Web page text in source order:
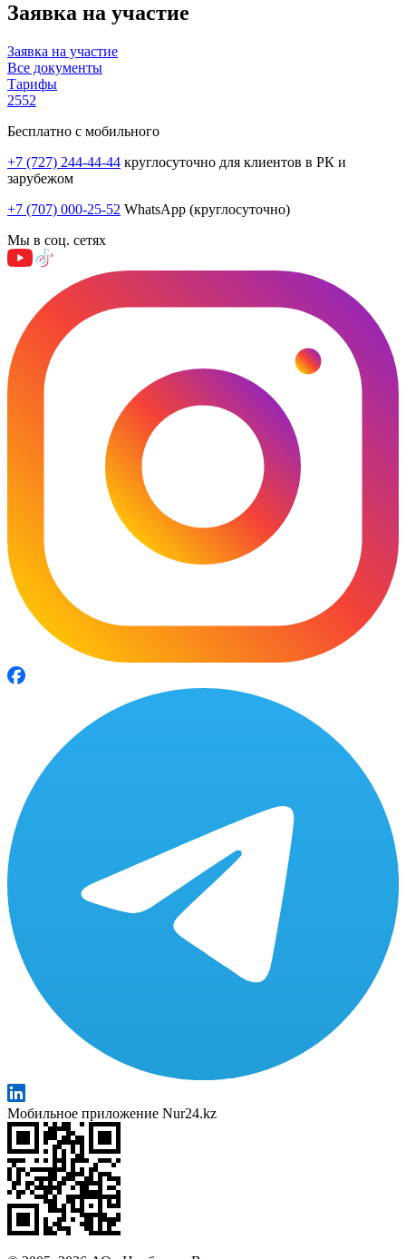
Заявка на участие
Заявка на участие
Все документы
Тарифы
2552
Бесплатно с мобильного
+7 (727) 244-44-44 круглосуточно для клиентов в РК и
зарубежом
+7 (707) 000-25-52 WhatsApp (круглосуточно)
Мы в соц. сетях
Мобильное приложение Nur24.kz